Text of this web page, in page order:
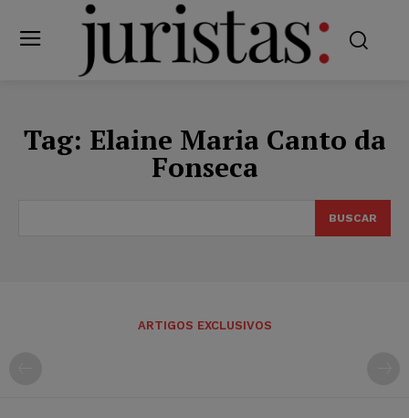
Tag: Elaine Maria Canto da
Fonseca
BUSCAR
ARTIGOS EXCLUSIVOS